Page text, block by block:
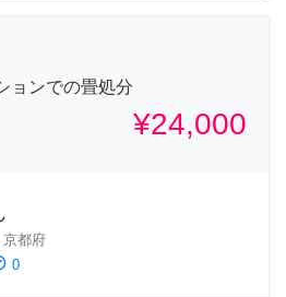
ョンでの畳処分
¥24,000
京都府
0